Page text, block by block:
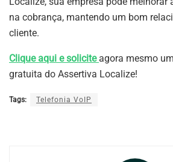
na cobrança, mantendo um bom
cliente.
Clique aqui e solicite agora mesmo
gratuita do Assertiva Localize!
Tags: Telefonia VoIP